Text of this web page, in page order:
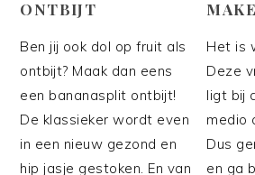
ONTBIJT
Ben jij ook dol op fruit als
ontbijt? Maak dan eens
een bananasplit ontbijt!
De klassieker wordt even
in een nieuw gezond en
hip jasje gestoken. En van
Het is
Deze
ligt bij
medio
Dus
en ga